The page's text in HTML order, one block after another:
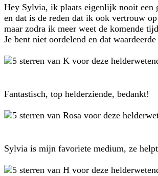
Hey Sylvia, ik plaats eigenlijk nooit een
en dat is de reden dat ik ook vertrouw
maar zodra ik meer weet de komende
Je bent niet oordelend en dat
Fantastisch, top helderziende, bedankt!
Sylvia is mijn favoriete medium, ze